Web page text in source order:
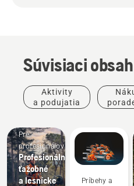
Súvisiaci obsah
Aktivity
a podujatia
Pre
profesionálov
Profesionálne
ťažobné
a lesnícke
stromov a
odborníci
na
starostlivosť
o stromy
Príbehy a